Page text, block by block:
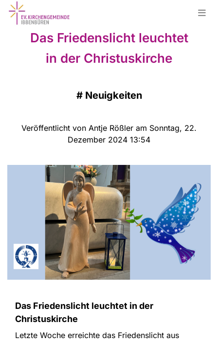
Das Friedenslicht leuchtet
in der Christuskirche
# Neuigkeiten
Veröffentlicht von Antje Rößler am Sonntag, 22.
Dezember 2024 13:54
Das Friedenslicht leuchtet in der
Christuskirche
Letzte Woche erreichte das Friedenslicht aus